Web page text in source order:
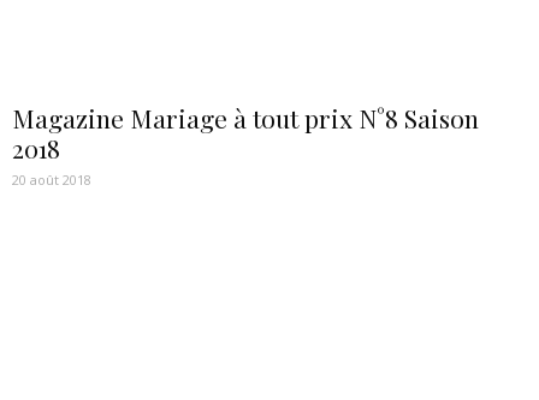
Magazine Mariage à tout prix N°8 Saison
2018
20 août 2018